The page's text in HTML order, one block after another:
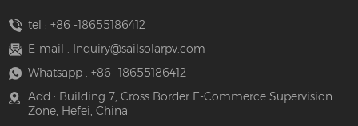
tel : +86 -18655186412
E-mail :
Inquiry@sailsolarpv.com
Whatsapp : +86 -18655186412
Add : Building 7, Cross Border E-Commerce Supervision
Zone, Hefei, China